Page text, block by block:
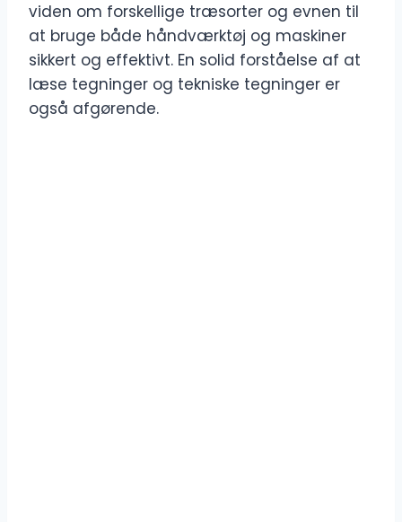
viden om forskellige træsorter og evnen til
at bruge både håndværktøj og maskiner
sikkert og effektivt. En solid forståelse af at
læse tegninger og tekniske tegninger er
også afgørende.